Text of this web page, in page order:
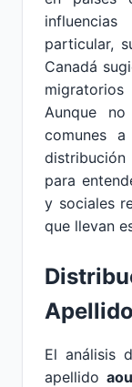
particular,
Canadá
Aunque
comunes
distribución
para
y sociales
que llevan
El análisis
apellido